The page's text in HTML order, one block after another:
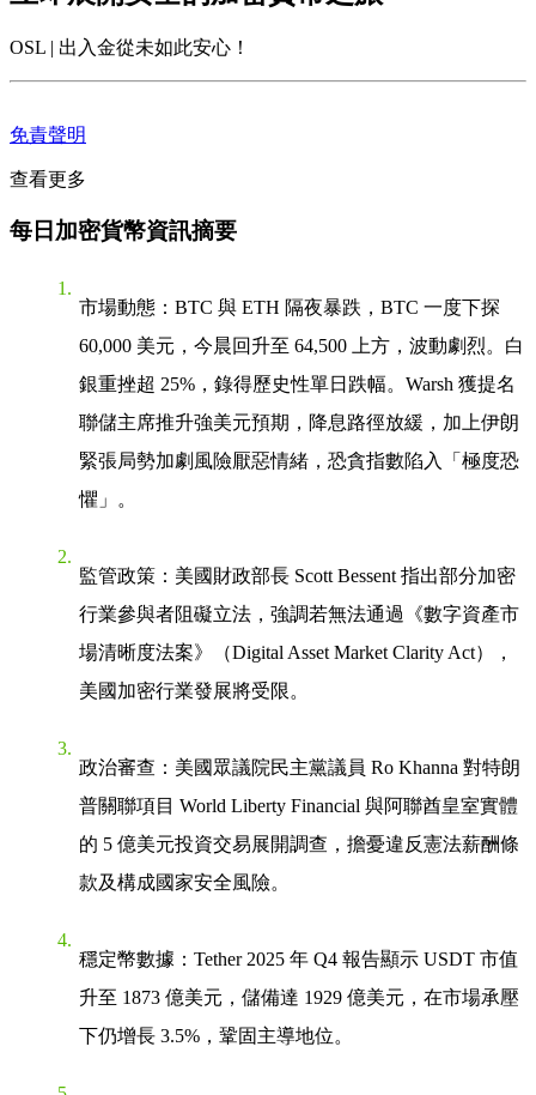
OSL | 出入金從未如此安心！
免責聲明
查看更多
每日加密貨幣資訊摘要
市場動態 ：BTC 與 ETH 隔夜暴跌，BTC 一度下探
60,000 美元，今晨回升至 64,500 上方，波動劇烈。白
銀重挫超 25%，錄得歷史性單日跌幅。Warsh 獲提名
聯儲主席推升強美元預期，降息路徑放緩，加上伊朗
緊張局勢加劇風險厭惡情緒，恐貪指數陷入「極度恐
懼」。
監管政策 ：美國財政部長 Scott Bessent 指出部分加密
行業參與者阻礙立法，強調若無法通過《數字資產市
場清晰度法案》（Digital Asset Market Clarity Act），
美國加密行業發展將受限。
政治審查 ：美國眾議院民主黨議員 Ro Khanna 對特朗
普關聯項目 World Liberty Financial 與阿聯酋皇室實體
的 5 億美元投資交易展開調查，擔憂違反憲法薪酬條
款及構成國家安全風險。
穩定幣數據 ：Tether 2025 年 Q4 報告顯示 USDT 市值
升至 1873 億美元，儲備達 1929 億美元，在市場承壓
下仍增長 3.5%，鞏固主導地位。